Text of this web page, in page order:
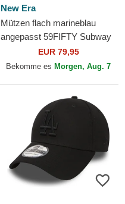
New Era
Mützen flach marineblau
angepasst 59FIFTY Subway
Series der New York
Yankees MLB von New Era
EUR 79,95
Bekomme es Morgen, Aug. 7